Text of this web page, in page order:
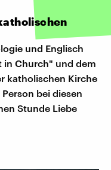
und Englisch
in Church" und dem
katholischen Kirche
bei diesen
Stunde Liebe